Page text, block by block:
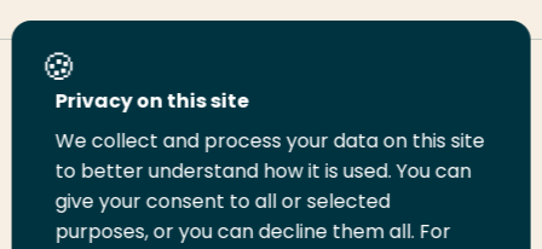
Deel deze pagina
DeelDeel
op
Deel
op
Email
deze
Print
deze
Privacy on this site
We collect and process your data on this site
to better understand how it is used. You can
give your consent to all or selected
purposes, or you can decline them all. For